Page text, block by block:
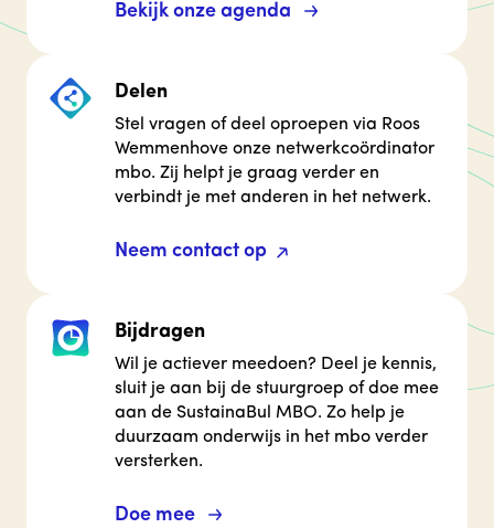
Bekijk onze agenda
Delen
Stel vragen of deel oproepen via Roos
Wemmenhove onze netwerkcoördinator
mbo. Zij helpt je graag verder en
verbindt je met anderen in het netwerk.
Neem contact op
Bijdragen
Wil je actiever meedoen? Deel je kennis,
sluit je aan bij de stuurgroep of doe mee
aan de SustainaBul MBO. Zo help je
duurzaam onderwijs in het mbo verder
versterken.
Doe mee